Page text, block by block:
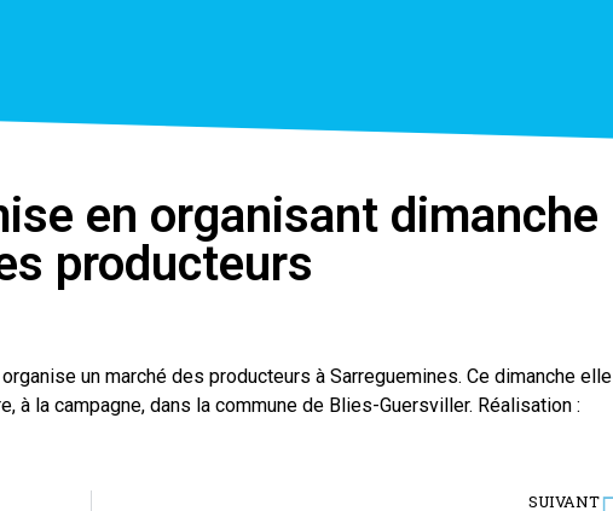
en organisant dimanche
producteurs
un marché des producteurs à Sarreguemines. Ce dimanche elle
à la campagne, dans la commune de Blies-Guersviller. Réalisation :
SUIVANT